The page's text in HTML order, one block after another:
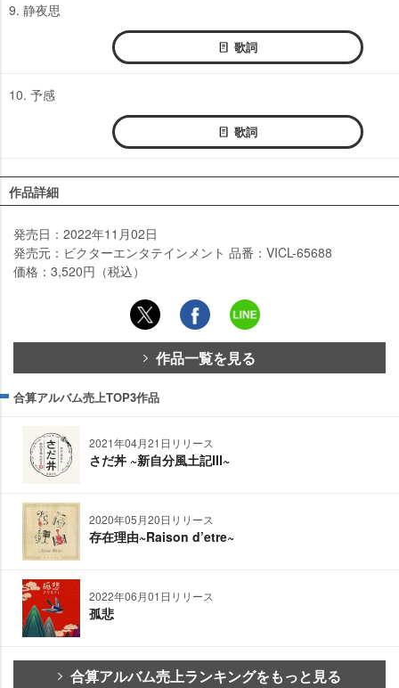
9. 静夜思
歌詞
10. 予感
歌詞
作品詳細
発売日：2022年11月02日
発売元：ビクターエンタテインメント 品番：VICL-65688
価格：3,520円（税込）
作品一覧を見る
合算アルバム売上TOP3作品
2021年04月21日リリース
さだ丼 ~新自分風土記Ⅲ~
2020年05月20日リリース
存在理由~Raison d’etre~
2022年06月01日リリース
孤悲
合算アルバム売上ランキングをもっと見る